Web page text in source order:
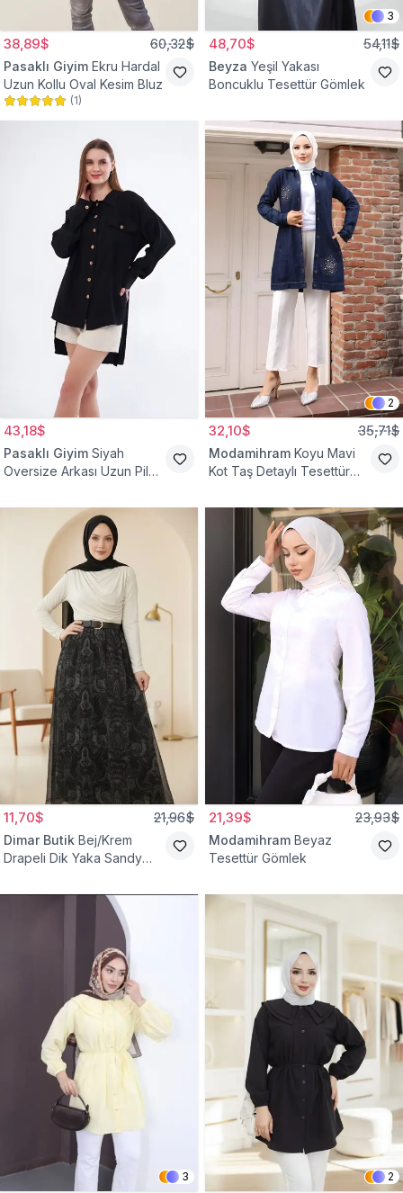
38,89$ 60,32$
Pasaklı Giyim Ekru Hardal
Uzun Kollu Oval Kesim Bluz
(1)
3
48,70$ 54,11$
Beyza Yeşil Yakası
Boncuklu Tesettür Gömlek
43,18$
Pasaklı Giyim Siyah
Oversize Arkası Uzun Pileli
2
32,10$ 35,71$
Modamihram Koyu Mavi
Kot Taş Detaylı Tesettür
11,70$ 21,96$
Dimar Butik Bej/Krem
Drapeli Dik Yaka Sandy
21,39$ 23,93$
Modamihram Beyaz
Tesettür Gömlek
3 2